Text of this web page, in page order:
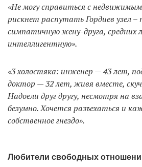
«Не могу справиться с
рискнет распутать Гордиев узел –
симпатичную жену-друга, средних
интеллигентную».
«3 холостяка: инженер — 43 лет,
доктор — 32 лет, живя вместе,
Надоели друг другу, несмотря на
безумно. Хочется разъехаться и
собственное гнездо».
Любители свободных